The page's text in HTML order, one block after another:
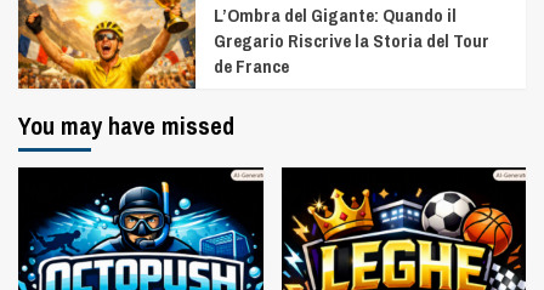
L’Ombra del Gigante: Quando il
Gregario Riscrive la Storia del Tour
de France
You may have missed